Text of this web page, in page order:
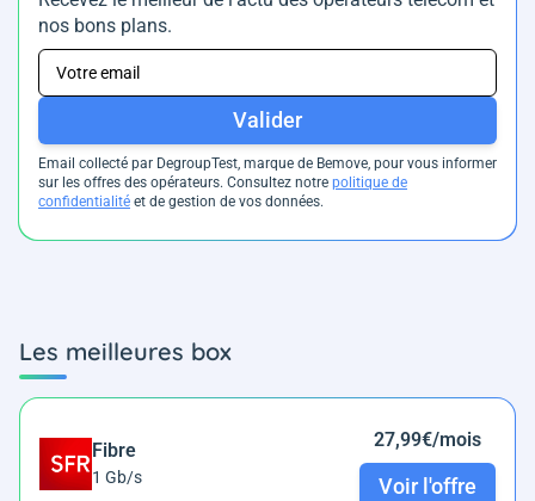
nos bons plans.
Valider
Email collecté par DegroupTest, marque de Bemove, pour vous informer
sur les offres des opérateurs. Consultez notre politique de
confidentialité et de gestion de vos données.
Les meilleures box
Fibre
1 Gb/s
27,99€/mois
Voir l'offre